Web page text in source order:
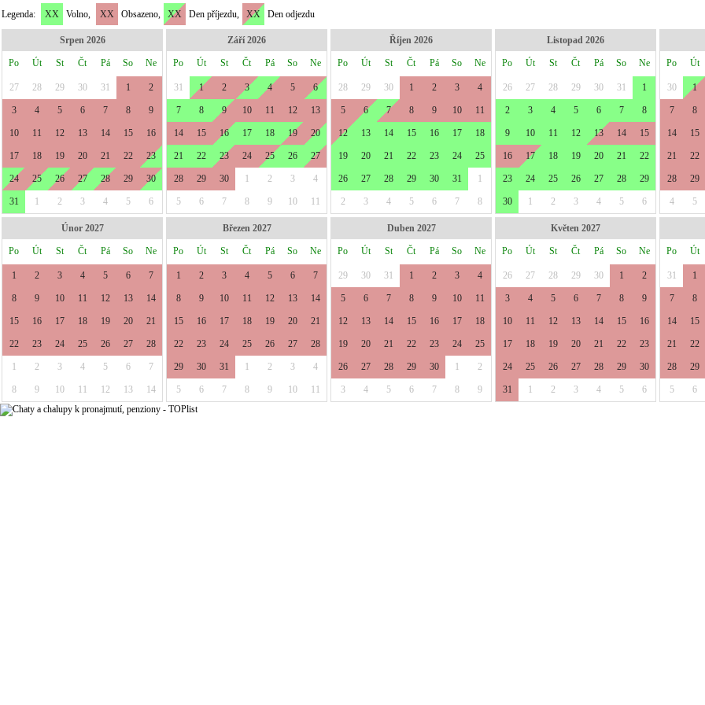
Legenda: XX Volno, XX Obsazeno, XX Den příjezdu, XX Den odjezdu
Srpen 2026
Po Út St Čt Pá So Ne
27 28 29 30 31 1 2
3 4 5 6 7 8 9
10 11 12 13 14 15 16
17 18 19 20 21 22 23
24 25 26 27 28 29 30
31 1 2 3 4 5 6
Září 2026
Po Út St Čt Pá So Ne
31 1 2 3 4 5 6
7 8 9 10 11 12 13
14 15 16 17 18 19 20
21 22 23 24 25 26 27
28 29 30 1 2 3 4
5 6 7 8 9 10 11
Říjen 2026
Po Út St Čt Pá So Ne
28 29 30 1 2 3 4
5 6 7 8 9 10 11
12 13 14 15 16 17 18
19 20 21 22 23 24 25
26 27 28 29 30 31 1
2 3 4 5 6 7 8
Listopad 2026
Po Út St Čt Pá So Ne
26 27 28 29 30 31 1
2 3 4 5 6 7 8
9 10 11 12 13 14 15
16 17 18 19 20 21 22
23 24 25 26 27 28 29
30 1 2 3 4 5 6
Po Út
30 1
7 8
14 15
21 22
28 29
4 5
Únor 2027
Po Út St Čt Pá So Ne
1 2 3 4 5 6 7
8 9 10 11 12 13 14
15 16 17 18 19 20 21
22 23 24 25 26 27 28
1 2 3 4 5 6 7
8 9 10 11 12 13 14
Březen 2027
Po Út St Čt Pá So Ne
1 2 3 4 5 6 7
8 9 10 11 12 13 14
15 16 17 18 19 20 21
22 23 24 25 26 27 28
29 30 31 1 2 3 4
5 6 7 8 9 10 11
Duben 2027
Po Út St Čt Pá So Ne
29 30 31 1 2 3 4
5 6 7 8 9 10 11
12 13 14 15 16 17 18
19 20 21 22 23 24 25
26 27 28 29 30 1 2
3 4 5 6 7 8 9
Květen 2027
Po Út St Čt Pá So Ne
26 27 28 29 30 1 2
3 4 5 6 7 8 9
10 11 12 13 14 15 16
17 18 19 20 21 22 23
24 25 26 27 28 29 30
31 1 2 3 4 5 6
Po Út
31 1
7 8
14 15
21 22
28 29
5 6